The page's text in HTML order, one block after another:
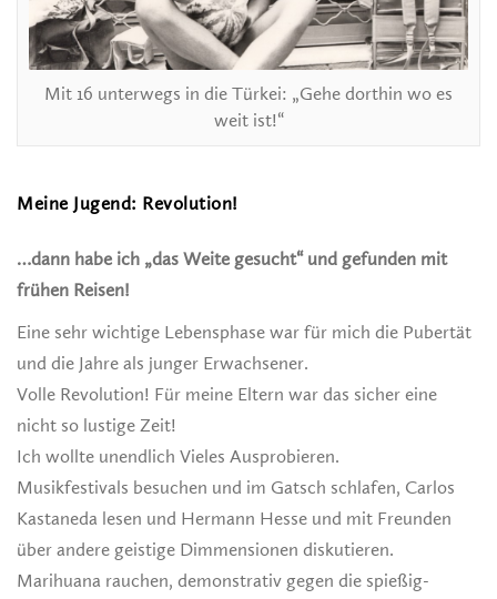
Mit 16 unterwegs in die Türkei: „Gehe dorthin wo es
weit ist!“
Meine Jugend: Revolution!
…dann habe ich „das Weite gesucht“ und gefunden mit
frühen Reisen!
Eine sehr wichtige Lebensphase war für mich die Pubertät
und die Jahre als junger Erwachsener.
Volle Revolution! Für meine Eltern war das sicher eine
nicht so lustige Zeit!
Ich wollte unendlich Vieles Ausprobieren.
Musikfestivals besuchen und im Gatsch schlafen, Carlos
Kastaneda lesen und Hermann Hesse und mit Freunden
über andere geistige Dimmensionen diskutieren.
Marihuana rauchen, demonstrativ gegen die spießig-